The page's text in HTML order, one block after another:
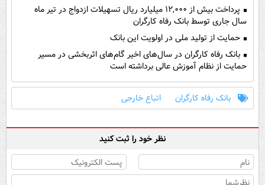
پرداخت بیش از ۱۲,۰۰۰ میلیارد ریال تسهیلات ازدواج در تیر ماه
سال جاری توسط بانک رفاه کارگران
حمایت از تولید ملی در اولویت این بانک
بانک رفاه کارگران در سال‌های اخیر گام‌های اثربخشی در مسیر
حمایت از نظام آموزش عالی برداشته است
بانک رفاه کارگران اتباع خارجی
نظر خود را ثبت کنید